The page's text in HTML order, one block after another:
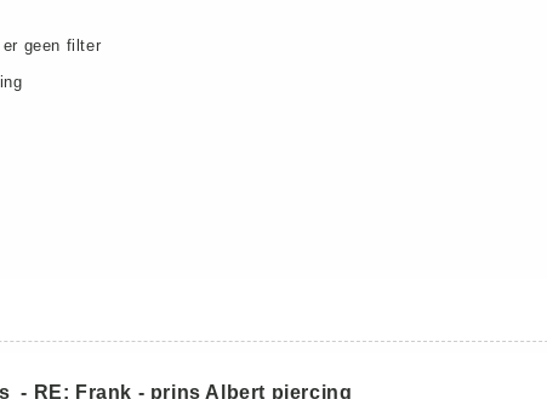
geen filter
- RE: Frank - prins Albert piercing